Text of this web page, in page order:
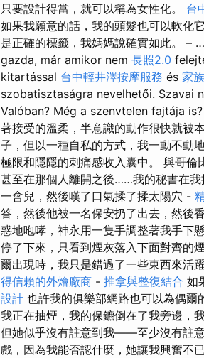
只要設計得當，就可以稱為女性化。 台
如果我願意的話，我的頭髮也可以軟化
是正確的標籤，我媽媽說確實如此。 –
gazda, már amikor nem 長照2.0
kitartással 台中輕井澤按摩服務 és 家
szobatisztaságra nevelhetői. Szavai
Valóban? Még a szenvtelen fajtája is?
著接受的溫柔，半意識的動作很快就被
子，但以一種自私的方式，我一動不動
極限和隱隱的刺痛感收入囊中。 與哥倫
甚至在那個人離開之後……我的秘書在我
一會兒，然後嘆了口氣揉了揉太陽穴 -
答，然後他被一名保安扔了出去，然後
惑地咆哮，神永用一隻手調整著我手下
停了下來，只看到煙灰落入下面對齊的
爾出現時，我只是錯過了一些東西來活
得信賴的外燴廠商 - 推拿與整復結合 如
設計 也許我的俱樂部網路也可以為偶爾
我正在抽煙，我的保鑣倒在了我旁邊，
但她似乎沒有註意到我——至少沒有註
戲，因為我能否認什麼，她讓我興奮不